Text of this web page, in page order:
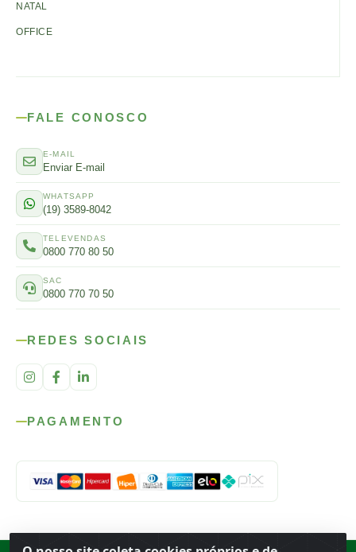
NATAL
OFFICE
FALE CONOSCO
E-MAIL
Enviar E-mail
WHATSAPP
(19) 3589-8042
TELEVENDAS
0800 770 80 50
SAC
0800 770 70 50
REDES SOCIAIS
PAGAMENTO